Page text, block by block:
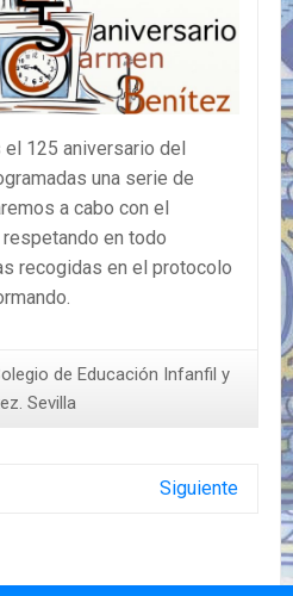
125 aniversario del
una serie de
a cabo con el
en todo
recogidas en el protocolo
de Educación Infanfil y
Sevilla
Siguiente